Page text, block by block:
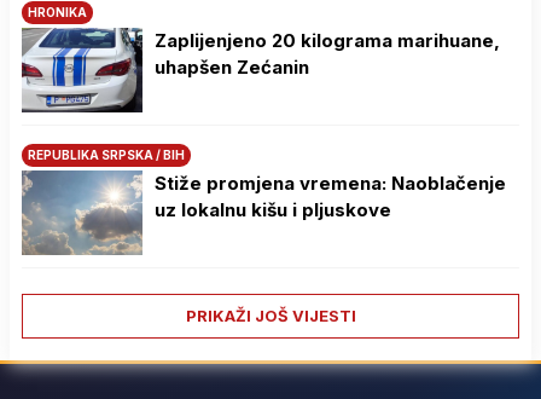
HRONIKA
Zaplijenjeno 20 kilograma marihuane,
uhapšen Zećanin
REPUBLIKA SRPSKA / BIH
Stiže promjena vremena: Naoblačenje
uz lokalnu kišu i pljuskove
PRIKAŽI JOŠ VIJESTI